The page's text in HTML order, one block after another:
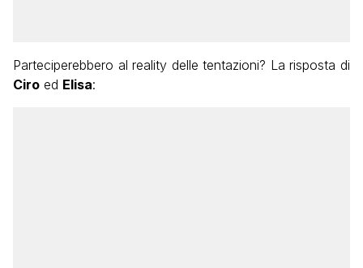
Parteciperebbero al reality delle tentazioni? La risposta di
Ciro ed Elisa: